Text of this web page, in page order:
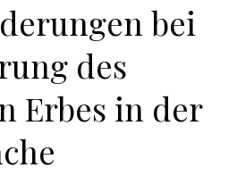
bei
des
Erbes in der